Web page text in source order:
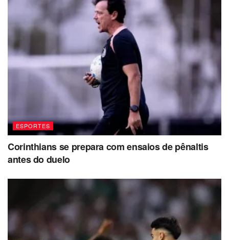
ESPORTES
Corinthians se prepara com ensaios de pênaltis
antes do duelo